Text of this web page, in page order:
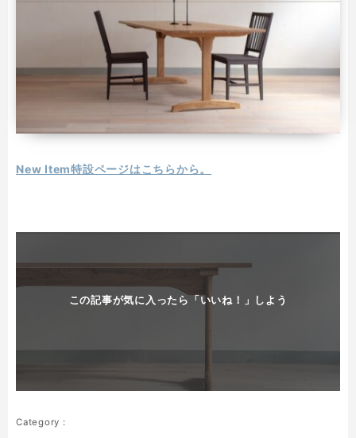
New Item特設ページはこちらから。
この記事が気に入ったら「いいね！」しよう